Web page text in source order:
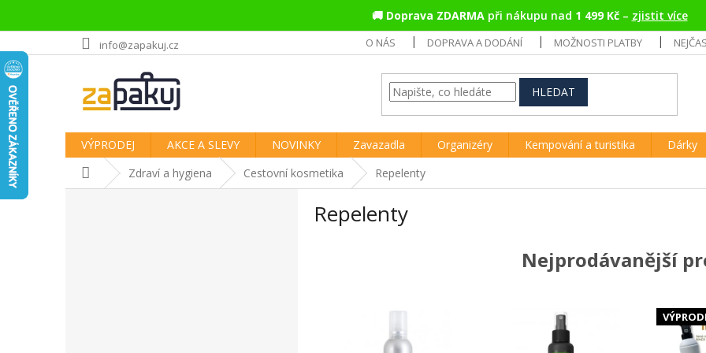
🚚 Doprava ZDARMApři nákupu nad 1 499 Kč– zjistit více
na
obsah
info@zapakuj.cz O NÁS DOPRAVA A DODÁNÍ MOŽNOSTI PLATBY
HLEDAT
VÝPRODEJ AKCE A SLEVY NOVINKY Zavazadla Organizéry Kempování a turistika Dárky
Domů Zdraví a hygiena Cestovní kosmetika Repelenty
Repelenty
Nejprodávanější